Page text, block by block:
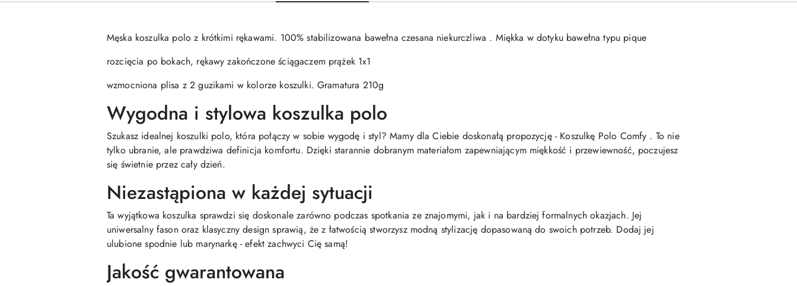
Męska koszulka polo z krótkimi rękawami. 100% stabilizowana bawełna czesana niekurczliwa . Miękka w dotyku bawełna typu pique
rozcięcia po bokach, rękawy zakończone ściągaczem prążek 1x1
wzmocniona plisa z 2 guzikami w kolorze koszulki. Gramatura 210g
Wygodna i stylowa koszulka polo
Szukasz idealnej koszulki polo, która połączy w sobie wygodę i styl? Mamy dla Ciebie doskonałą propozycję - Koszulkę Polo Comfy . To nie
tylko ubranie, ale prawdziwa definicja komfortu. Dzięki starannie dobranym materiałom zapewniającym miękkość i przewiewność, poczujesz
się świetnie przez cały dzień.
Niezastąpiona w każdej sytuacji
Ta wyjątkowa koszulka sprawdzi się doskonale zarówno podczas spotkania ze znajomymi, jak i na bardziej formalnych okazjach. Jej
uniwersalny fason oraz klasyczny design sprawią, że z łatwością stworzysz modną stylizację dopasowaną do swoich potrzeb. Dodaj jej
ulubione spodnie lub marynarkę - efekt zachwyci Cię samą!
Jakość gwarantowana